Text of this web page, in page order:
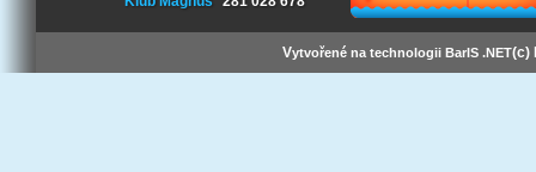
Vytvořené na technologii BarIS .NET(c)